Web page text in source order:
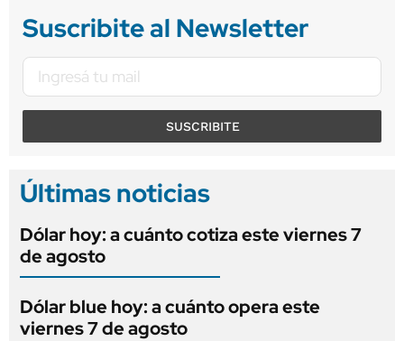
Suscribite al Newsletter
SUSCRIBITE
Últimas noticias
Dólar hoy: a cuánto cotiza este viernes 7
de agosto
Dólar blue hoy: a cuánto opera este
viernes 7 de agosto